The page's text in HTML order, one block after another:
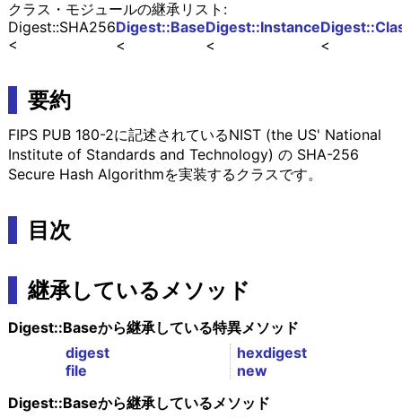
クラス・モジュールの継承リスト:
Digest::Instance
Digest::Base
Digest::SHA256
要約
FIPS PUB 180-2に記述されているNIST (the US' National
Institute of Standards and Technology) の SHA-256
Secure Hash Algorithmを実装するクラスです。
目次
継承しているメソッド
Digest::Baseから継承している特異メソッド
digest
file
hexdigest
new
Digest::Baseから継承しているメソッド